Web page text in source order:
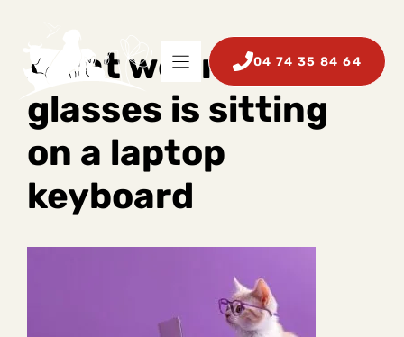
04 74 35 84 64
A cat wearing
glasses is sitting
on a laptop
keyboard